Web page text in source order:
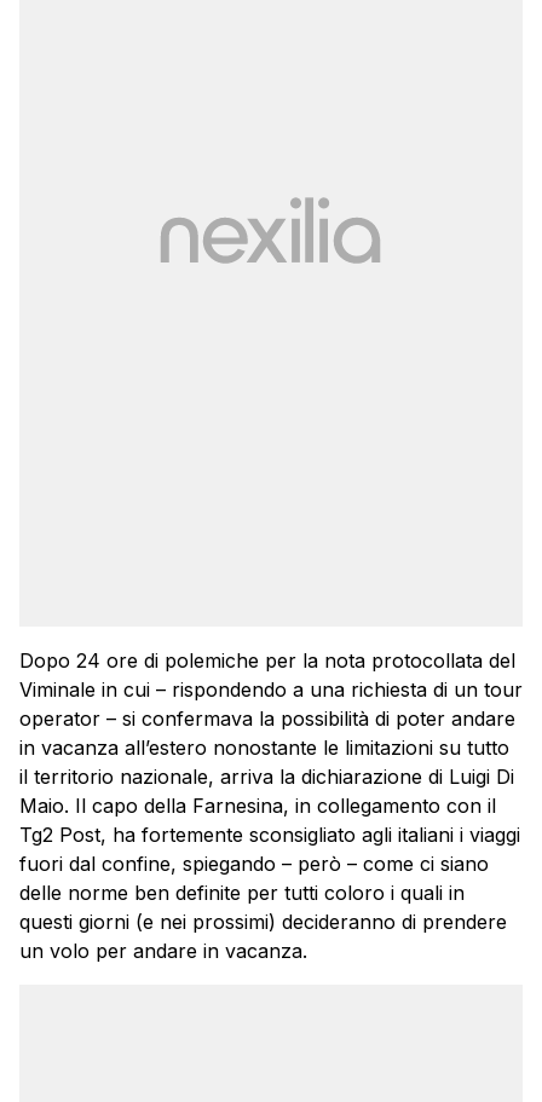
Dopo 24 ore di polemiche per la nota protocollata del
Viminale in cui – rispondendo a una richiesta di un tour
operator – si confermava la possibilità di poter andare
in vacanza all’estero nonostante le limitazioni su tutto
il territorio nazionale, arriva la dichiarazione di Luigi Di
Maio. Il capo della Farnesina, in collegamento con il
Tg2 Post, ha fortemente sconsigliato agli italiani i viaggi
fuori dal confine, spiegando – però – come ci siano
delle norme ben definite per tutti coloro i quali in
questi giorni (e nei prossimi) decideranno di prendere
un volo per andare in vacanza.